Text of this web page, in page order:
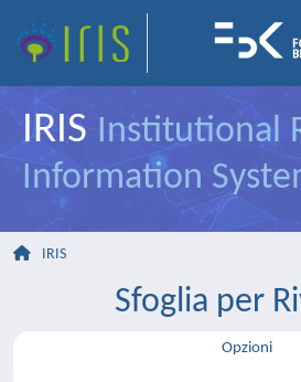
IRIS Institutional
Information
IRIS
Sfoglia per
Opzioni